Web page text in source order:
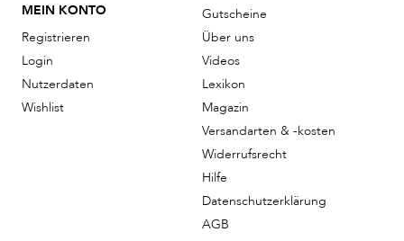
MEIN KONTO
Registrieren
Login
Nutzerdaten
Wishlist
Gutscheine
Über uns
Videos
Lexikon
Magazin
Versandarten & -kosten
Widerrufsrecht
Hilfe
Datenschutzerklärung
AGB